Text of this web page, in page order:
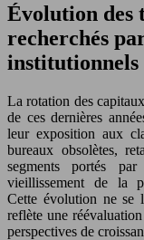
Évolution des
recherchés
institutionnels
La rotation des
de ces dernières
leur exposition aux
bureaux obsolètes,
segments portés
vieillissement de la
Cette évolution ne se
reflète une
perspectives de